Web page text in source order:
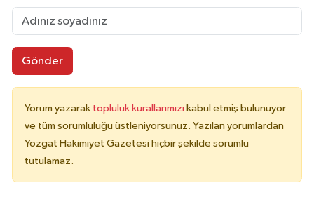
Gönder
Yorum yazarak topluluk kurallarımızı kabul etmiş bulunuyor
ve tüm sorumluluğu üstleniyorsunuz. Yazılan yorumlardan
Yozgat Hakimiyet Gazetesi hiçbir şekilde sorumlu
tutulamaz.